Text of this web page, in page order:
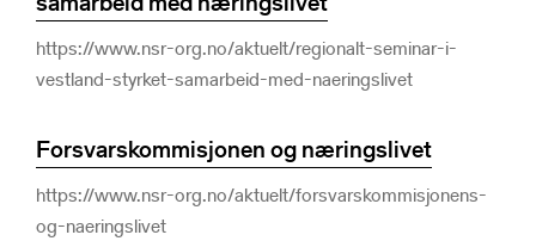
https://www.nsr-org.no/aktuelt/regionalt-seminar-i-
vestland-styrket-samarbeid-med-naeringslivet
Forsvarskommisjonen og næringslivet
https://www.nsr-org.no/aktuelt/forsvarskommisjonens-
og-naeringslivet